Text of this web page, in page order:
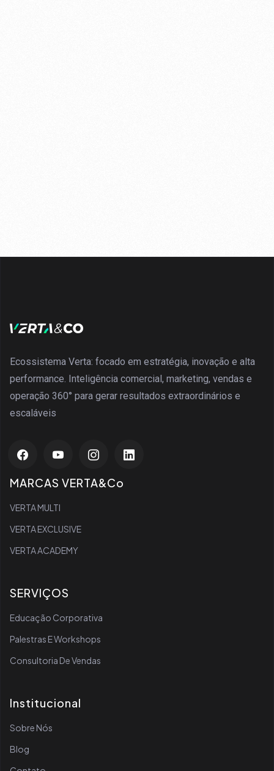
Ecossistema Verta: focado em estratégia, inovação e alta
performance. Inteligência comercial, marketing, vendas e
operação 360° para gerar resultados extraordinários e
escaláveis
MARCAS VERTA&Co
VERTA MULTI
VERTA EXCLUSIVE
VERTA ACADEMY
SERVIÇOS
Educação Corporativa
Palestras E Workshops
Consultoria De Vendas
Institucional
Sobre Nós
Blog